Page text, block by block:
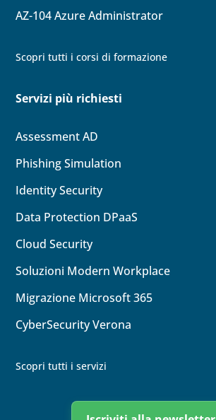
AZ-104Azure Administrator
Scopri tutti i corsi di formazione
Servizi più richiesti
Assessment AD
Phishing Simulation
IdentitySecurity
Data Protection DPaaS
CloudSecurity
Soluzioni Modern Workplace
Migrazione Microsoft 365
CyberSecurity Verona
Scopri tutti i servizi